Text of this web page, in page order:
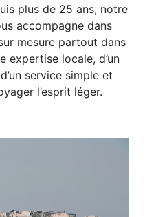
plus de 25 ans, notre
accompagne dans
mesure partout dans
expertise locale, d’un
service simple et
l’esprit léger.